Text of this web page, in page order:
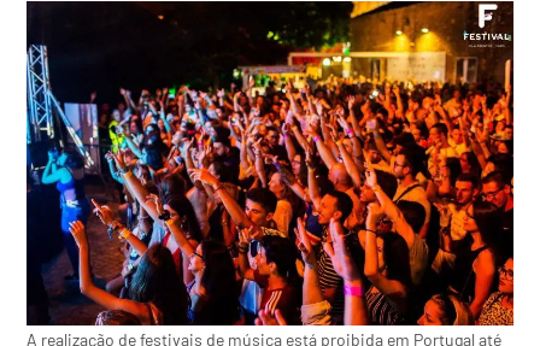
A realização de festivais de música está proibida em Portugal até